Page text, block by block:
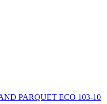
PARQUET ECO 103-10